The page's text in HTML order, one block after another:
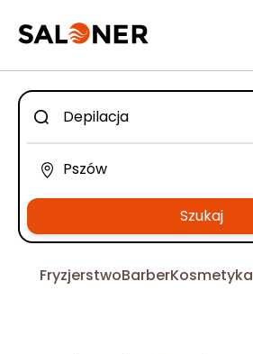
Szukaj
FryzjerstwoBarberKosmetyka